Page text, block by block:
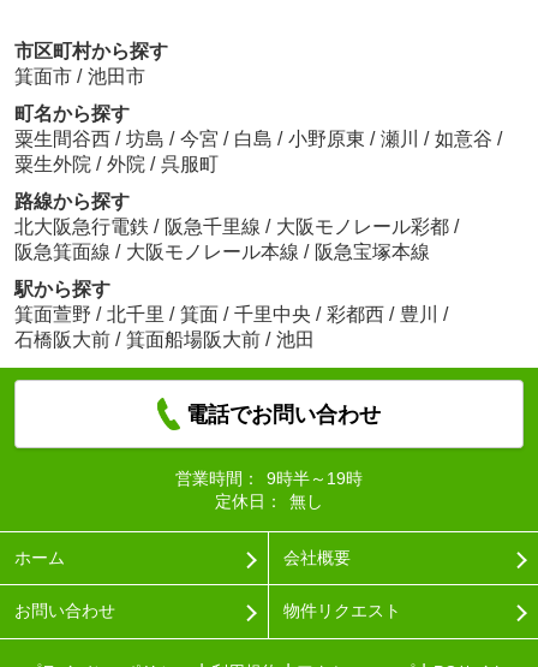
市区町村から探す
箕面市 / 池田市
町名から探す
粟生間谷西 / 坊島 / 今宮 / 白島 / 小野原東 / 瀬川 / 如意谷 /
粟生外院 / 外院 / 呉服町
路線から探す
北大阪急行電鉄 / 阪急千里線 / 大阪モノレール彩都 /
阪急箕面線 / 大阪モノレール本線 / 阪急宝塚本線
駅から探す
箕面萱野 / 北千里 / 箕面 / 千里中央 / 彩都西 / 豊川
/
石橋阪大前 / 箕面船場阪大前 / 池田
電話でお問い合わせ
営業時間：
9時半～19時
定休日：
無し
ホーム 会社概要
お問い合わせ 物件リクエスト